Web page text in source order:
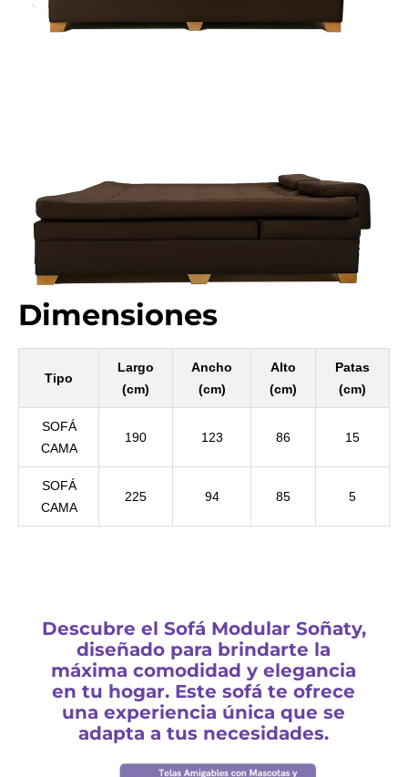
Dimensiones
Tipo
Largo
(cm)
Ancho
(cm)
Alto
(cm)
Patas
(cm)
SOFÁ
CAMA
190 123 86 15
SOFÁ
CAMA
225 94 85 5
Descubre el Sofá Modular Soñaty,
diseñado para brindarte la
máxima comodidad y elegancia
en tu hogar. Este sofá te ofrece
una experiencia única que se
adapta a tus necesidades.